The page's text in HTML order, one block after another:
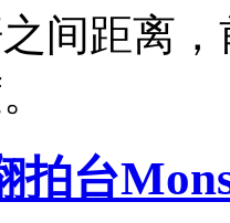
间距离
拍台